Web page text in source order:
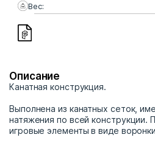
Вес:
Описание
Канатная конструкция.
Выполнена из канатных сеток,
натяжения по всей конструкции.
игровые элементы в виде